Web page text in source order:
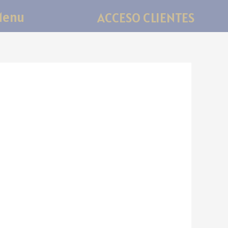
ACCESO CLIENTES